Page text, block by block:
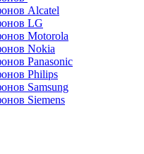
Alcatel
LG
Motorola
Nokia
Panasonic
Philips
Samsung
Siemens